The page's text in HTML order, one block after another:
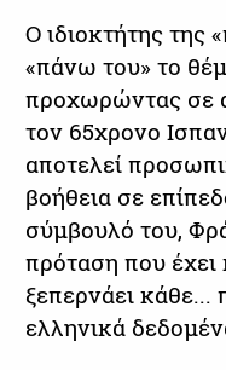
Ο ιδιοκτήτης της
«πάνω του» το
προχωρώντας σε
τον 65χρονο
αποτελεί
βοήθεια σε
σύμβουλό του,
πρόταση που έχει
ξεπερνάει κάθε...
ελληνικά